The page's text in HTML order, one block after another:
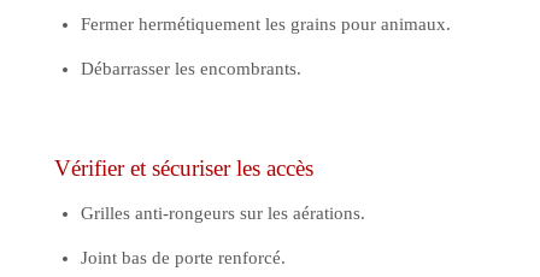
Fermer hermétiquement les grains pour animaux.
Débarrasser les encombrants.
Vérifier et sécuriser les accès
Grilles anti-rongeurs sur les aérations.
Joint bas de porte renforcé.